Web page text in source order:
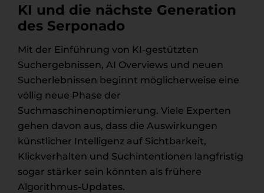
KI und die nächste Generation
des Serponado
Mit der Einführung von KI-gestützten
Suchergebnissen, AI Overviews und neuen
Sucherlebnissen beginnt möglicherweise eine
völlig neue Phase der
Suchmaschinenoptimierung. Viele Experten
gehen davon aus, dass die Auswirkungen
künstlicher Intelligenz auf Sichtbarkeit,
Klickverhalten und Suchintentionen langfristig
sogar stärker sein könnten als frühere
Algorithmus-Updates.